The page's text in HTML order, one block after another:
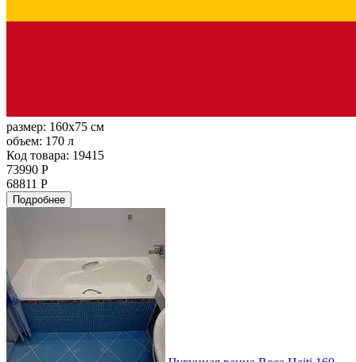
размер: 160x75 см
объем: 170 л
Код товара: 19415
73990 Р
68811 Р
Подробнее